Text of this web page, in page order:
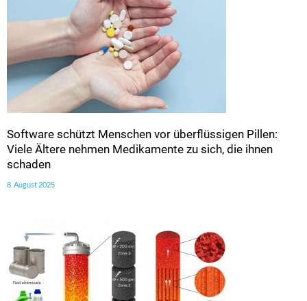
Software schützt Menschen vor überflüssigen Pillen:
Viele Ältere nehmen Medikamente zu sich, die ihnen
schaden
8. August 2025